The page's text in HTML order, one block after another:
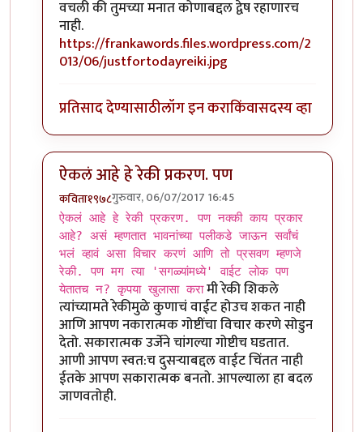
वचली की तुमच्या मनात कोणाबद्दल द्वेष रहाणारच
नाही.
https://frankawords.files.wordpress.com/2
013/06/justfortodayreiki.jpg
प्रतिसाद देण्यासाठीलॉग इन कराकिंवासदस्य व्हा
ऐकलं आहे हे रेकी प्रकरण. पण
कविता१९७८गुरुवार, 06/07/2017 16:45
In reply to ऐकलं आहे हे रेकी प्रकरण. पणbyज्योति अळवणी
ऐकलं आहे हे रेकी प्रकरण. पण नक्की काय प्रकार
आहे? असं म्हणतात भावनांच्या पलीकडे जाऊन सर्वांचं
भलं व्हावं असा विचार करणं आणि तो प्रसवण म्हणजे
रेकी. पण मग त्या 'सगळ्यांमध्ये' वाईट लोक पण
येतातच न? कृपया खुलासा करामी रेकी शिकले
त्यांच्यामते रेकीमुळे कुणाचं वाईट होउच शकत नाही
आणि आपण नकारात्मक गोष्टींचा विचार करणे सोडुन
देतो. सकारात्मक उर्जेने चांगल्या गोष्टीच घडतात.
आणी आपण स्वत:च दुसर्‍याबद्दल वाईट चिंतत नाही
ईतके आपण सकारात्मक बनतो. आपल्याला हा बदल
जाणवतोही.